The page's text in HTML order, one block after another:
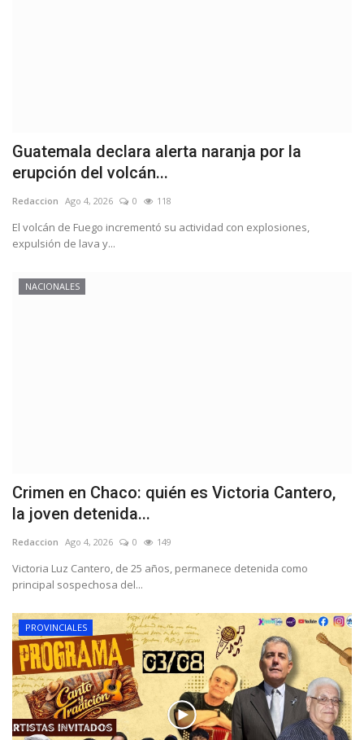
Guatemala declara alerta naranja por la
erupción del volcán...
Redaccion Ago 4, 2026 0 118
El volcán de Fuego incrementó su actividad con explosiones,
expulsión de lava y...
NACIONALES
Crimen en Chaco: quién es Victoria Cantero,
la joven detenida...
Redaccion Ago 4, 2026 0 149
Victoria Luz Cantero, de 25 años, permanece detenida como
principal sospechosa del...
PROVINCIALES